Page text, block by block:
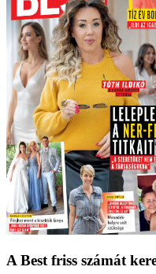
A Best friss számát